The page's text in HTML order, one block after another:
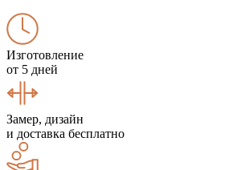
Изготовление
от 5 дней
Замер, дизайн
и доставка бесплатно